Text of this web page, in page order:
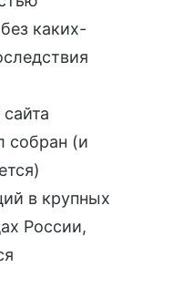
каких-
собран (и
в крупных
России,